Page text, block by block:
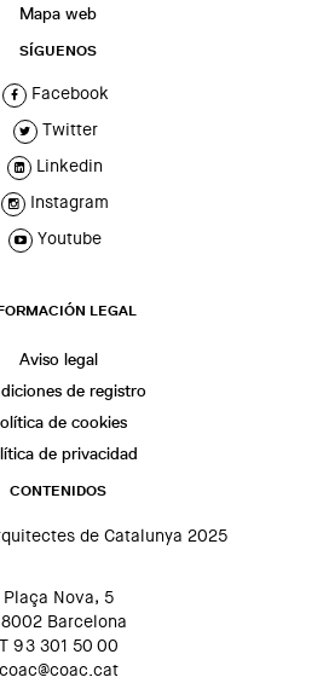
Mapa web
SÍGUENOS
Facebook
Twitter
Linkedin
Instagram
Youtube
LEGAL
Aviso legal
de registro
de cookies
de privacidad
CONTENIDOS
de Catalunya 2025
Plaça Nova, 5
Barcelona
T 93 301 50 00
coac@coac.cat